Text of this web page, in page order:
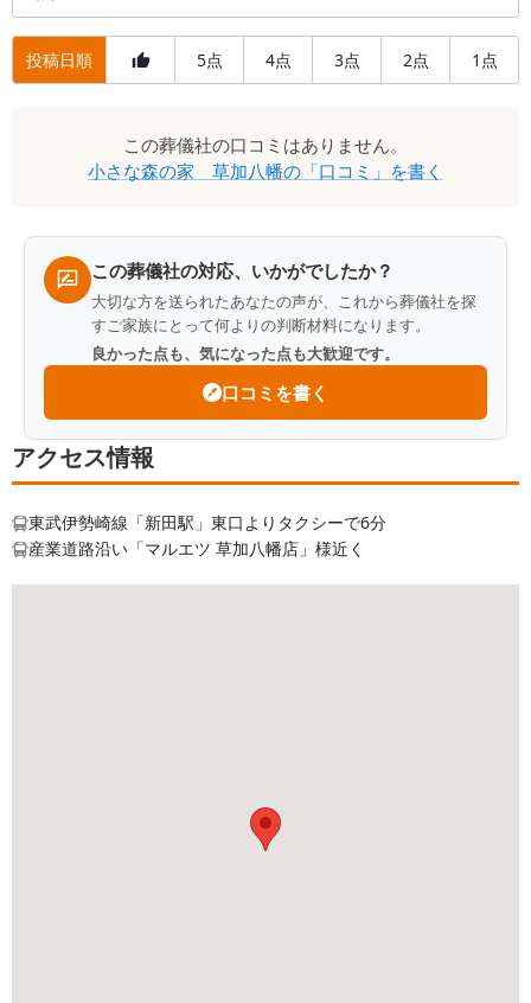
投稿日順 5点 4点 3点 2点 1 点
この葬儀社の口コミはありません。
小さな森の家 草加八幡の「口コミ」を書く
この葬儀社の対応、いかがでしたか？
大切な方を送られたあなたの声が、これから葬儀社を探
すご家族にとって何よりの判断材料になります。
良かった点も、気になった点も大歓迎です。
口コミを書く
アクセス情報
東武伊勢崎線「新田駅」東口よりタクシーで6分
産業道路沿い「マルエツ 草加八幡店」様近く